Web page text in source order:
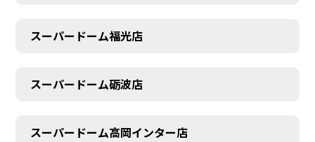
スーパードーム福光店
スーパードーム砺波店
スーパードーム高岡インター店